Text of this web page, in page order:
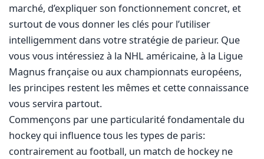
marché, d’expliquer son fonctionnement concret, et
surtout de vous donner les clés pour l’utiliser
intelligemment dans votre stratégie de parieur. Que
vous vous intéressiez à la NHL américaine, à la Ligue
Magnus française ou aux championnats européens,
les principes restent les mêmes et cette connaissance
vous servira partout.
Commençons par une particularité fondamentale du
hockey qui influence tous les types de paris:
contrairement au football, un match de hockey ne